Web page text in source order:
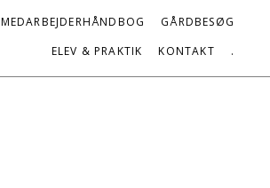
MEDARBEJDERHÅNDBOG
GÅRDBESØG
ELEV & PRAKTIK
KONTAKT .